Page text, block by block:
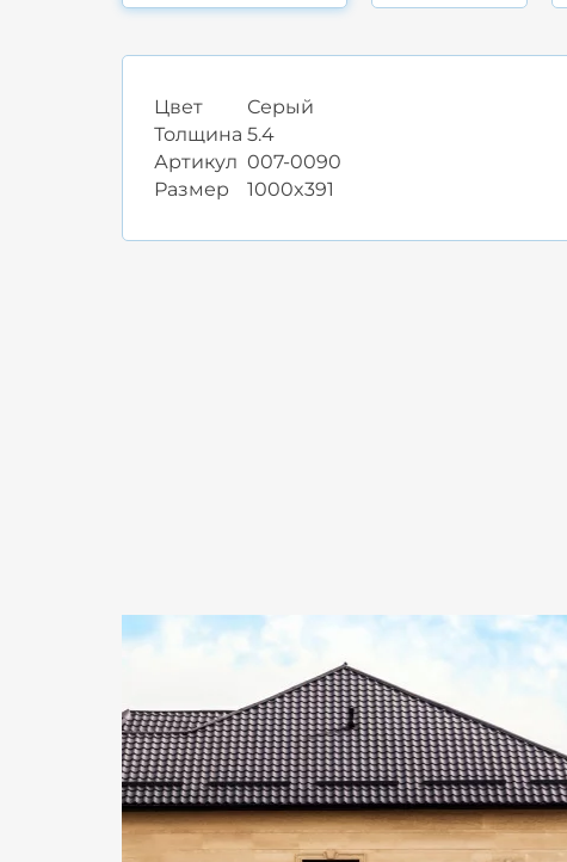
Цвет
Серый
Толщина 5.4
Артикул 007-0090
Размер
1000x391